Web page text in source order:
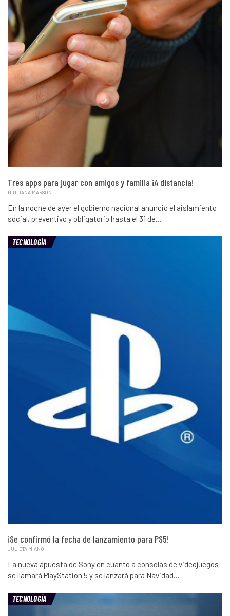
Tres apps para jugar con amigos y familia ¡A distancia!
GIULIANA MARSON
En la noche de ayer el gobierno nacional anunció el aislamiento
social, preventivo y obligatorio hasta el 31 de…
TECNOLOGÍA
¡Se confirmó la fecha de lanzamiento para PS5!
JULIETA MIANO
La nueva apuesta de Sony en cuanto a consolas de videojuegos
se llamará PlayStation 5 y se lanzará para Navidad…
TECNOLOGÍA